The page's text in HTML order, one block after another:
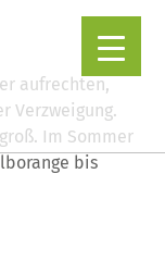
aufrechten,
Verzweigung.
Im Sommer
bis